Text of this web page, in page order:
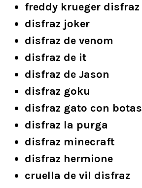
freddy krueger disfraz
disfraz joker
disfraz de venom
disfraz de it
disfraz de Jason
disfraz goku
disfraz gato con botas
disfraz la purga
disfraz minecraft
disfraz hermione
cruella de vil disfraz